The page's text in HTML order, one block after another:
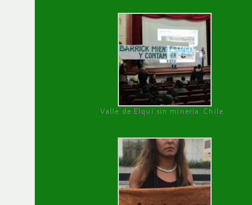
Valle de Elqui sin minería. Chile